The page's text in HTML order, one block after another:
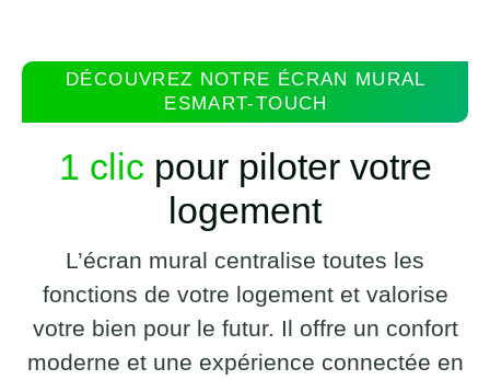
DÉCOUVREZ NOTRE ÉCRAN MURAL
ESMART-TOUCH
1 clic pour piloter votre
logement
L’écran mural centralise toutes les
fonctions de votre logement et valorise
votre bien pour le futur. Il offre un confort
moderne et une expérience connectée en